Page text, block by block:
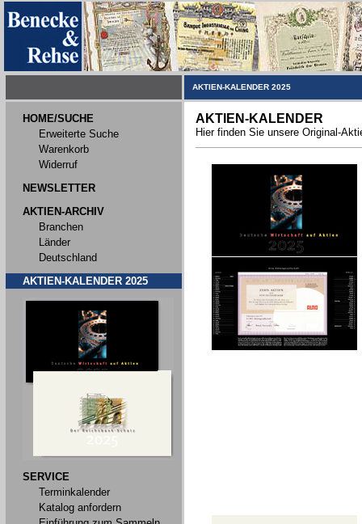
AKTIEN-KALENDER 2025
HOME/SUCHE
Erweiterte Suche
Warenkorb
Widerruf
NEWSLETTER
AKTIEN-ARCHIV
Branchen
Länder
Deutschland
AKTIEN-KALENDER 2025
SERVICE
Terminkalender
Katalog anfordern
AKTIEN-KALENDER
Hier finden Sie unsere Original-